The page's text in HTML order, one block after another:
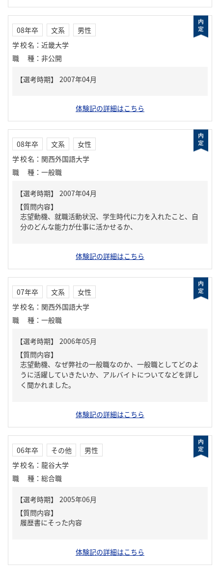
08年卒 文系
男性
学校名 ： 近畿大学
職種 ： 非公開
体験記の詳細はこちら
08年卒 文系
女性
学校名 ： 関西外国語大学
職種 ： 一般職
【質問内容】
志望動機、就職活動状況、学生時代に力を入れたこと、自
分のどんな能力が仕事に活かせるか、
体験記の詳細はこちら
07年卒 文系
女性
学校名 ： 関西外国語大学
職種 ： 一般職
【質問内容】
志望動機、なぜ弊社の一般職なのか、一般職としてどのよ
うに活躍していきたいか、アルバイトについてなどを詳し
く聞かれました。
体験記の詳細はこちら
06年卒 その他
男性
学校名 ： 龍谷大学
職種 ： 総合職
【質問内容】
履歴書にそった内容
体験記の詳細はこちら